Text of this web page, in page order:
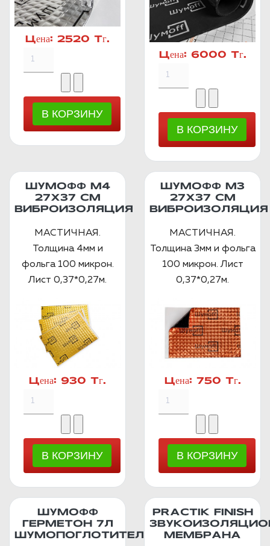
Цена: 2520 Тг.
Цена: 6000 Тг.
ШУМОФФ М4
27Х37 СМ
ВИБРОИЗОЛЯЦИЯ
МАСТИЧНАЯ.
Толщина 4мм и
фольга 100 микрон.
Лист 0,37*0,27м.
Цена: 930 Тг.
ШУМОФФ М3
27Х37 СМ
ВИБРОИЗОЛЯЦИЯ
МАСТИЧНАЯ.
Толщина 3мм и фольга
100 микрон. Лист
0,37*0,27м.
Цена: 750 Тг.
ШУМОФФ
ГЕРМЕТОН 7Л
ШУМОПОГЛОТИТЕЛЬ
PRACTIK FINISH
МЕМБРАНА